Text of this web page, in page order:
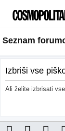
Seznam
Izbriši vse
Ali želite izbrisati